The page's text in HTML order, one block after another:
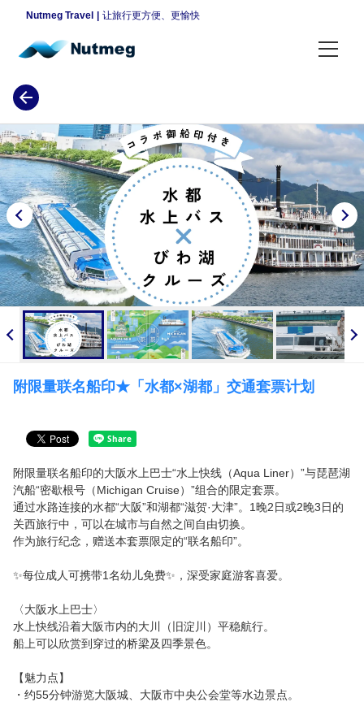
Nutmeg Travel 让旅行更方便、更愉快
销售计划
平日计划
夜景计划
奶制品计划
按地区搜索
首都地区
信息
会员协议
信息
常见问题
如何使用电子门票
登录/确认预订
语言
日本語
附限量联名船印★「水都×湖都」交通套票计划
附限量联名船印的大阪水上巴士“水上快线（Aqua Liner）”与琵琶湖
汽船“密歇根号（Michigan Cruise）”组合的限定套票。
通过水路连接的水都“大阪”和湖都“滋贺·大津”。1晚2日或2晚3日的
关西旅行中，可以在城市与自然之间自由切换。
作为旅行纪念，赠送本套票限定的“联名船印”。
✨每位成人可携带1名幼儿免费✨，深受家庭游客喜爱。
〈大阪水上巴士〉
水上快线沿着大阪市内的大川（旧淀川）平稳航行。
船上可以欣赏到穿过的桥梁及四季景色。
【魅力点】
・约55分钟游览大阪城、大阪市中央公会堂等水边景点。